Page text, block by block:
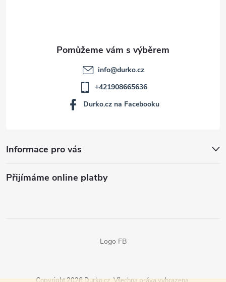
Informace pro vás
Přijímáme online platby
info@durko.cz
+421908665636
Durko.cz na Facebooku
Logo FB